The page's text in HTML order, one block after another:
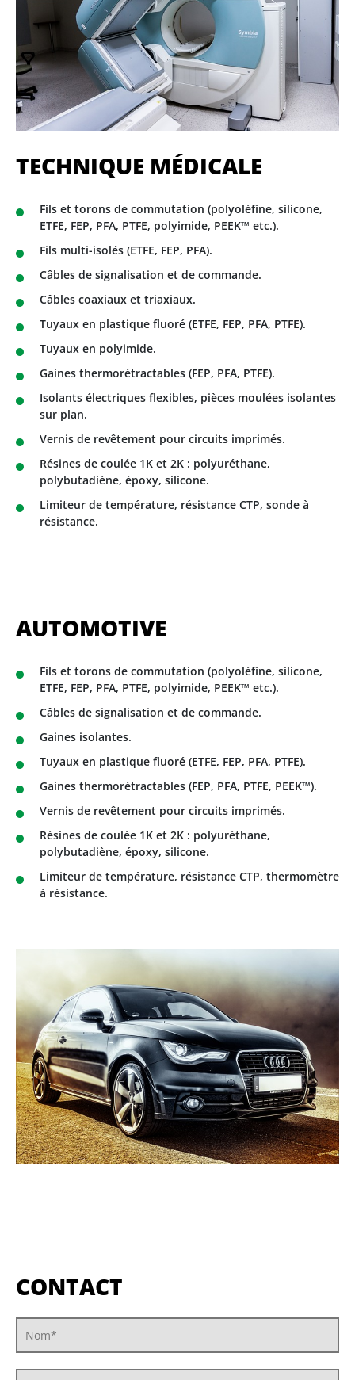
TECHNIQUE MÉDICALE
Fils et torons de commutation (polyoléfine, silicone,
ETFE, FEP, PFA, PTFE, polyimide, PEEK™ etc.).
Fils multi-isolés (ETFE, FEP, PFA).
Câbles de signalisation et de commande.
Câbles coaxiaux et triaxiaux.
Tuyaux en plastique fluoré (ETFE, FEP, PFA, PTFE).
Tuyaux en polyimide.
Gaines thermorétractables (FEP, PFA, PTFE).
Isolants électriques flexibles, pièces moulées isolantes
sur plan.
Vernis de revêtement pour circuits imprimés.
Résines de coulée 1K et 2K : polyuréthane,
polybutadiène, époxy, silicone.
Limiteur de température, résistance CTP, sonde à
résistance.
AUTOMOTIVE
Fils et torons de commutation (polyoléfine, silicone,
ETFE, FEP, PFA, PTFE, polyimide, PEEK™ etc.).
Câbles de signalisation et de commande.
Gaines isolantes.
Tuyaux en plastique fluoré (ETFE, FEP, PFA, PTFE).
Gaines thermorétractables (FEP, PFA, PTFE, PEEK™).
Vernis de revêtement pour circuits imprimés.
Résines de coulée 1K et 2K : polyuréthane,
polybutadiène, époxy, silicone.
Limiteur de température, résistance CTP, thermomètre
à résistance.
CONTACT